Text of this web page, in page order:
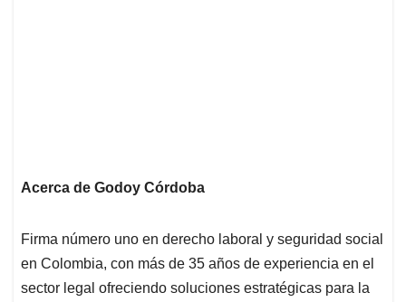
Acerca de Godoy Córdoba
Firma número uno en derecho laboral y seguridad social
en Colombia, con más de 35 años de experiencia en el
sector legal ofreciendo soluciones estratégicas para la